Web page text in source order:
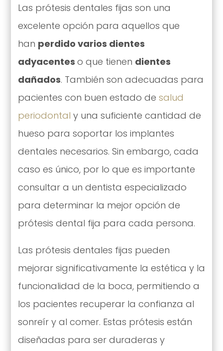
Las prótesis dentales fijas son una
excelente opción para aquellos que
han perdido varios dientes
adyacentes o que tienen dientes
dañados. También son adecuadas para
pacientes con buen estado de salud
periodontal y una suficiente cantidad de
hueso para soportar los implantes
dentales necesarios. Sin embargo, cada
caso es único, por lo que es importante
consultar a un dentista especializado
para determinar la mejor opción de
prótesis dental fija para cada persona.
Las prótesis dentales fijas pueden
mejorar significativamente la estética y la
funcionalidad de la boca, permitiendo a
los pacientes recuperar la confianza al
sonreír y al comer. Estas prótesis están
diseñadas para ser duraderas y